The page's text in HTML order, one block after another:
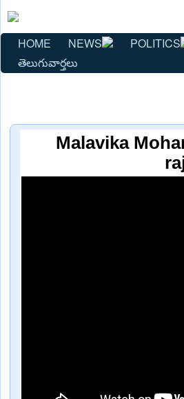
HOME NEWS POLITICS
తెలుగువార్తలు
Malavika